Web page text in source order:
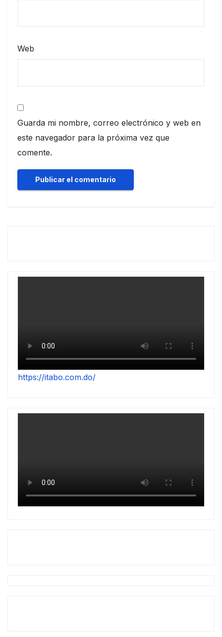
Web
Guarda mi nombre, correo electrónico y web en
este navegador para la próxima vez que
comente.
https://itabo.com.do/